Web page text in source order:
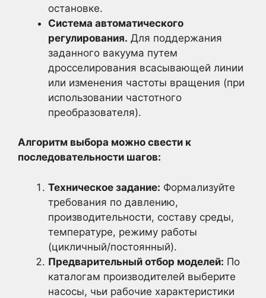
остановке.
Система автоматического
регулирования. Для поддержания
заданного вакуума путем
дросселирования всасывающей линии
или изменения частоты вращения (при
использовании частотного
преобразователя).
Алгоритм выбора можно свести к
последовательности шагов:
Техническое задание: Формализуйте
требования по давлению,
производительности, составу среды,
температуре, режиму работы
(цикличный/постоянный).
Предварительный отбор моделей: По
каталогам производителей выберите
насосы, чьи рабочие характеристики